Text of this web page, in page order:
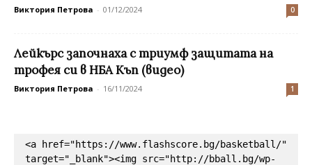
Виктория Петрова - 01/12/2024 0
Лейкърс започнаха с триумф защитата на
трофея си в НБА Къп (видео)
Виктория Петрова - 16/11/2024 1
<a href="https://www.flashscore.bg/basketball/"
target="_blank"><img src="http://bball.bg/wp-